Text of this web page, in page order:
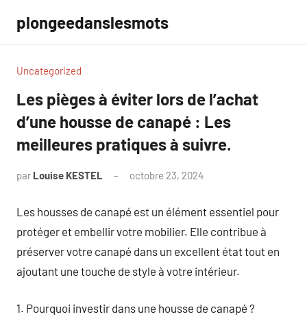
contenu
plongeedanslesmots
Uncategorized
Les pièges à éviter lors de l’achat
d’une housse de canapé : Les
meilleures pratiques à suivre.
par Louise KESTEL octobre 23, 2024
Les housses de canapé est un élément essentiel pour
protéger et embellir votre mobilier. Elle contribue à
préserver votre canapé dans un excellent état tout en
ajoutant une touche de style à votre intérieur.
1. Pourquoi investir dans une housse de canapé ?